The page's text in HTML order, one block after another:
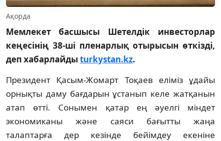
Ақорда
Мемлекет басшысы Шетелдік инвесторлар
кеңесінің 38-ші пленарлық отырысын өткізді,
деп хабарлайдыturkystan.kz.
Президент Қасым-Жомарт Тоқаев еліміз ұдайы
орнықты даму бағдарын ұстанып келе жатқанын
атап өтті. Сонымен қатар ең әуелгі міндет
экономиканы және саяси бағытты жаңа
талаптарға дер кезінде бейімдеу екеніне